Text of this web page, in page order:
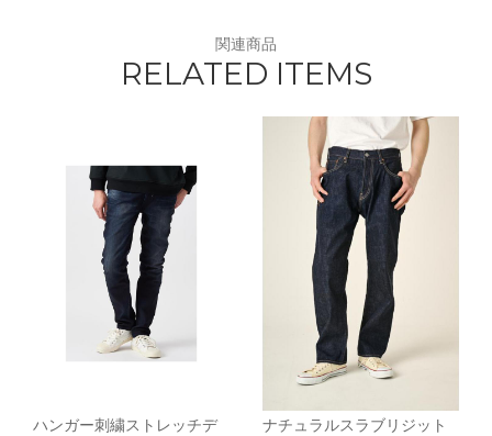
関連商品
RELATED ITEMS
ハンガー刺繍ストレッチデ
ナチュラルスラブリジット